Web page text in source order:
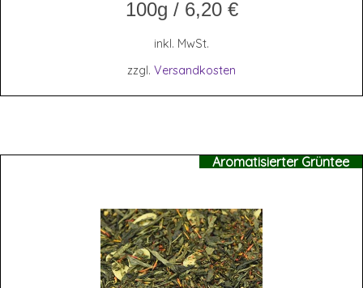
100g / 6,20 €
inkl. MwSt.
zzgl. Versandkosten
Aromatisierter Grüntee